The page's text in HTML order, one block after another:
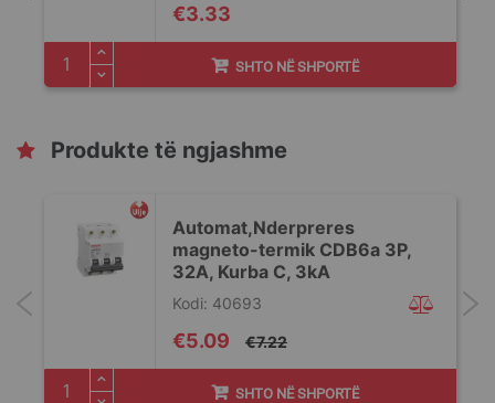
€3.33
SHTO NË SHPORTË
Produkte të ngjashme
Automat,Nderpreres
magneto-termik CDB6a 3P,
32A, Kurba C, 3kA
Special
Price
€5.09 €7.22
Kodi: 40693
SHTO NË SHPORTË